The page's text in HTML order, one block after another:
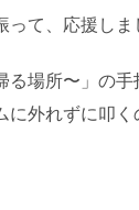
て、応援しま
る場所〜」の
に外れずに叩